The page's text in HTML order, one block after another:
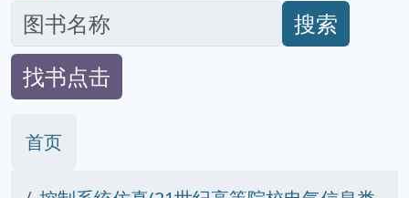
搜索
找书点击
首页